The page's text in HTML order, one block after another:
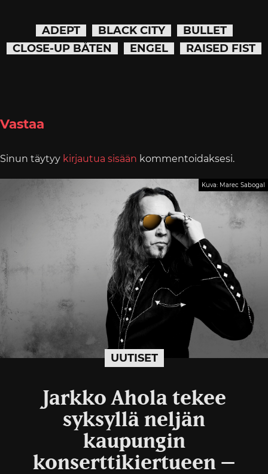
ADEPT BLACK CITY
BULLET
CLOSE-UP BÅTEN
ENGEL RAISED FIST
Vastaa
Sinun täytyy kirjautua sisään kommentoidaksesi.
UUTISET
Kuva: Marec Sabogal
Jarkko Ahola tekee
syksyllä neljän
kaupungin
konserttikiertueen –